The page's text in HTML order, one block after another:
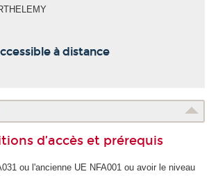
à distance
d’accès et prérequis
ou l'ancienne UE NFA001 ou avoir le niveau